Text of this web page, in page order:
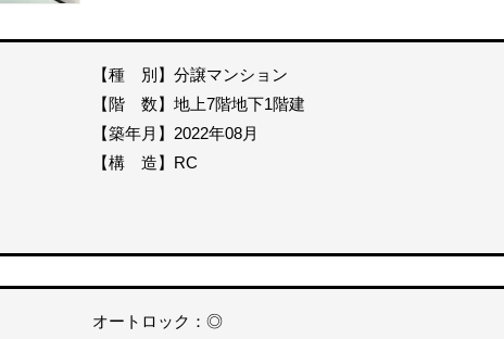
【種 別】分譲マンション
【階 数】地上7階地下1階建
【築年月】2022年08月
【構 造】RC
オートロック：◎